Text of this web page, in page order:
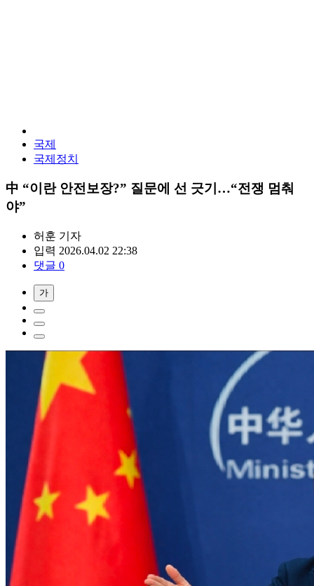
국제
국제정치
中 “이란 안전보장?” 질문에 선 긋기…“전쟁 멈춰
야”
허훈 기자
입력 2026.04.02 22:38
댓글 0
가